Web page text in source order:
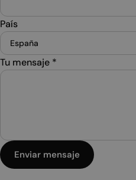
País
Tu mensaje *
Enviar mensaje